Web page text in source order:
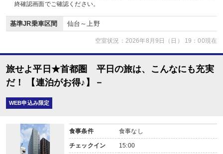
終確認画面でご確認ください。
基準JR乗車区間 仙台～上野
空室状況：2026年8月9日（日） 19：00現在
旅せよ平日★首都圏 平日の旅は、こんなにも充実
だ！ 【連泊がお得♪】－
WEB申込み限定
食事条件 食事なし
チェックイン 15:00